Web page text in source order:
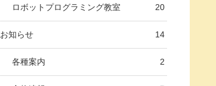
ロボットプログラミング教室 20
お知らせ 14
各種案内 2